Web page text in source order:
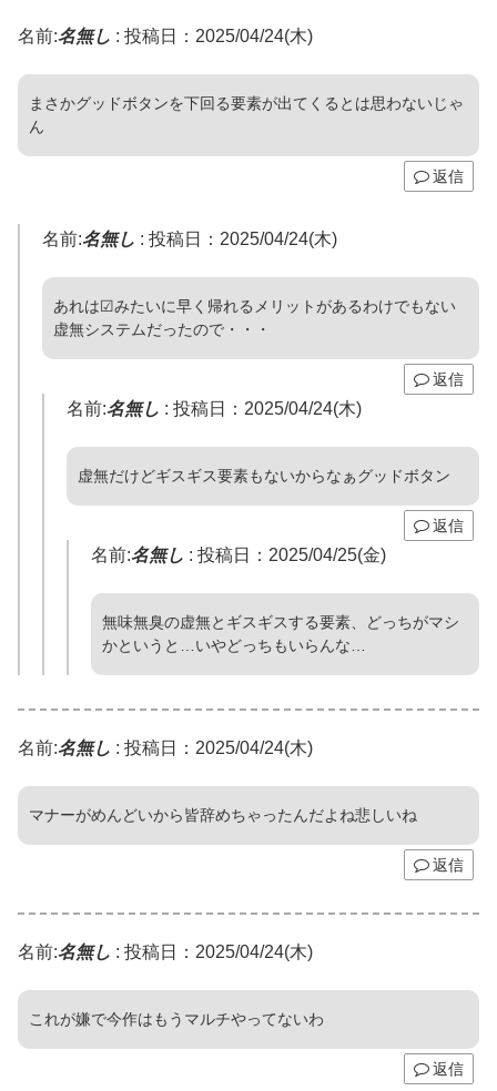
名前:名無し : 投稿日：2025/04/24(木)
まさかグッドボタンを下回る要素が出てくるとは思わないじゃ
ん
返信
名前:名無し : 投稿日：2025/04/24(木)
あれは☑みたいに早く帰れるメリットがあるわけでもない
虚無システムだったので・・・
返信
名前:名無し : 投稿日：2025/04/24(木)
虚無だけどギスギス要素もないからなぁグッドボタン
返信
名前:名無し : 投稿日：2025/04/25(金)
無味無臭の虚無とギスギスする要素、どっちがマシ
かというと…いやどっちもいらんな…
名前:名無し : 投稿日：2025/04/24(木)
マナーがめんどいから皆辞めちゃったんだよね悲しいね
返信
名前:名無し : 投稿日：2025/04/24(木)
これが嫌で今作はもうマルチやってないわ
返信